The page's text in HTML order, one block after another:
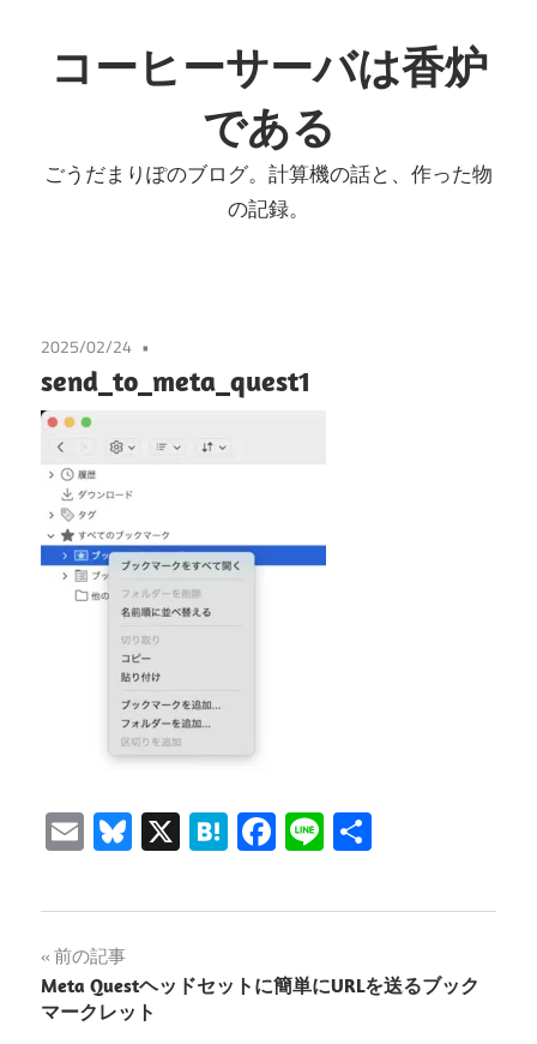
ン
テ
へ
コーヒーサーバは香炉
である
ごうだまりぽのブログ。計算機の話と、作った物
の記録。
2025/02/24
send_to_meta_quest1
EmailBluesky
X Hatena
Facebook
Line
投
稿
前の記事
Meta Questヘッドセットに簡単にURLを送るブック
マークレット